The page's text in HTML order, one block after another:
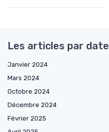
Les articles par date
Janvier 2024
Mars 2024
Octobre 2024
Décembre 2024
Février 2025